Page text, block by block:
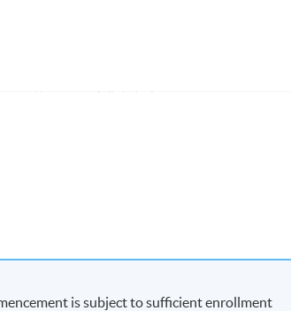
建立團隊監管自營交易業務，並參與衍生工
外匯市場風險管理，以及數據分析與量化方
is subject to sufficient enrollment